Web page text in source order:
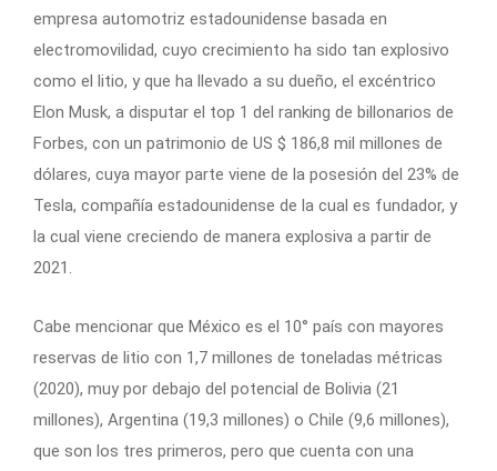
empresa automotriz estadounidense basada en
electromovilidad, cuyo crecimiento ha sido tan explosivo
como el litio, y que ha llevado a su dueño, el excéntrico
Elon Musk, a disputar el top 1 del ranking de billonarios de
Forbes, con un patrimonio de US $ 186,8 mil millones de
dólares, cuya mayor parte viene de la posesión del 23% de
Tesla, compañía estadounidense de la cual es fundador, y
la cual viene creciendo de manera explosiva a partir de
2021.
Cabe mencionar que México es el 10° país con mayores
reservas de litio con 1,7 millones de toneladas métricas
(2020), muy por debajo del potencial de Bolivia (21
millones), Argentina (19,3 millones) o Chile (9,6 millones),
que son los tres primeros, pero que cuenta con una